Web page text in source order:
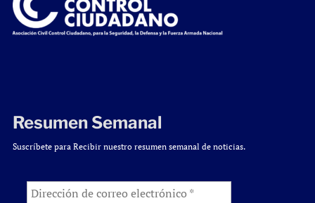
Resumen Semanal
Suscríbete para Recibir nuestro resumen semanal de noticias.